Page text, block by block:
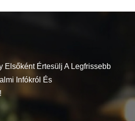
Elsőként Értesülj A Legfrissebb
Infókról És